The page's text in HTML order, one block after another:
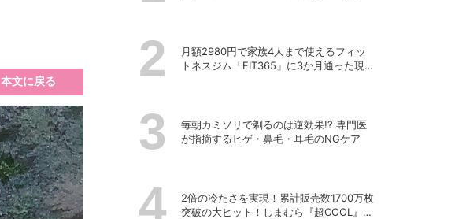
本文に戻る
月額2980円で家族4人まで使えるフィッ
トネスジム「FIT365」に3か月通った現在
毎朝カミソリで剃るのは逆効果!? 専門医
が指摘するヒゲ・鼻毛・耳毛のNGケア
2倍の冷たさを実現！累計販売数1700万枚
突破の大ヒット！しまむら『超COOL』シ